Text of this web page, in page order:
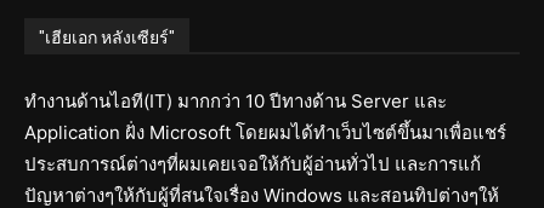
"เฮียเอก หลังเซียร์"
ทำงานด้านไอที(IT) มากกว่า 10 ปีทางด้าน Server และ
Application ฝั่ง Microsoft โดยผมได้ทำเว็บไซต์ขึ้นมาเพื่อแชร์
ประสบการณ์ต่างๆที่ผมเคยเจอให้กับผู้อ่านทั่วไป และการแก้
ปัญหาต่างๆให้กับผู้ที่สนใจเรื่อง Windows และสอนทิปต่างๆให้